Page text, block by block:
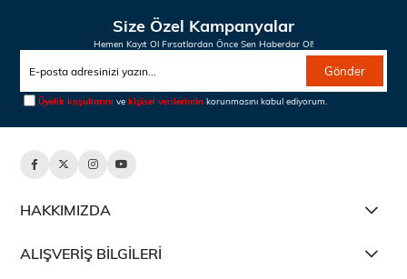
Size Özel Kampanyalar
Hemen Kayıt Ol Fırsatlardan Önce Sen Haberdar Ol!
Gönder
Üyelik koşullarını vekişisel verilerimin korunmasını kabul ediyorum.
HAKKIMIZDA
ALIŞVERİŞ BİLGİLERİ